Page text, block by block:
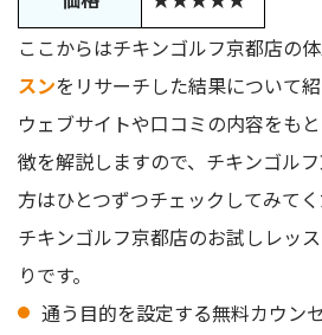
ここからはチキンゴルフ京都店の体
スンをリサーチした結果について
ウェブサイトや口コミの内容をも
徴を解説しますので、チキンゴル
方はひとつずつチェックしてみてく
チキンゴルフ京都店のお試しレッ
りです。
通う目的を設定する無料カウン